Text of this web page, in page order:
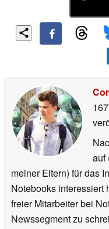
auf
meiner Eltern) für das
Notebooks interessiert
freier Mitarbeiter bei
Newssegment zu